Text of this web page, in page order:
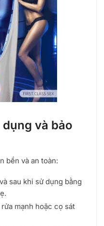
và bảo
bền và an toàn:
sau khi sử dụng bằng
mạnh hoặc cọ sát